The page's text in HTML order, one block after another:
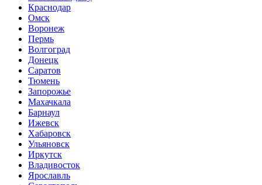
Краснодар
Омск
Воронеж
Пермь
Волгоград
Донецк
Саратов
Тюмень
Запорожье
Махачкала
Барнаул
Ижевск
Хабаровск
Ульяновск
Иркутск
Владивосток
Ярославль